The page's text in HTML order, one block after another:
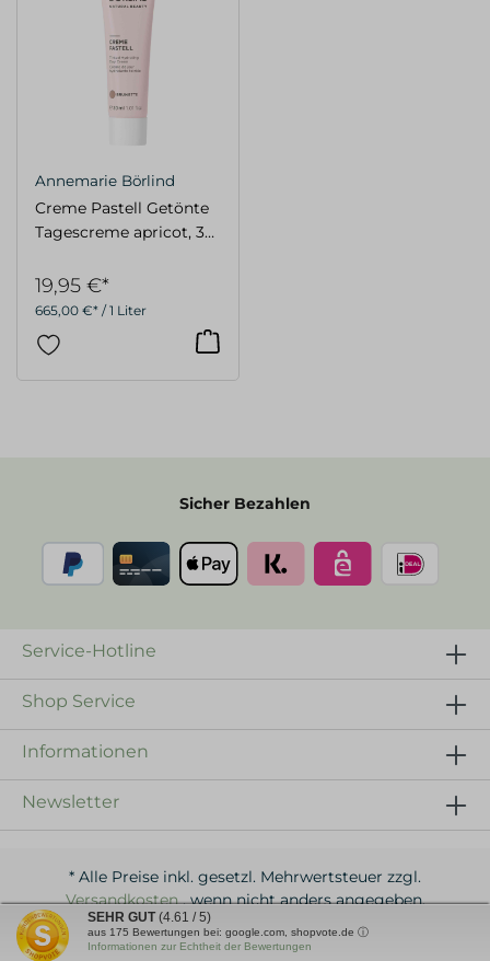
Annemarie Börlind
Creme Pastell Getönte
Tagescreme apricot, 30
665,00 €* / 1 Liter
19,95 €*
Sicher Bezahlen
Service-Hotline
Shop Service
Informationen
Newsletter
* Alle Preise inkl. gesetzl. Mehrwertsteuer zzgl.
Versandkosten, wenn nicht anders angegeben.
Realisiert mit Shopware, powered by TrendKai
SEHR GUT (4.61 / 5)
aus 175 Bewertungen bei: google.com, shopvote.de ⓘ
Informationen zur Echtheit der Bewertungen